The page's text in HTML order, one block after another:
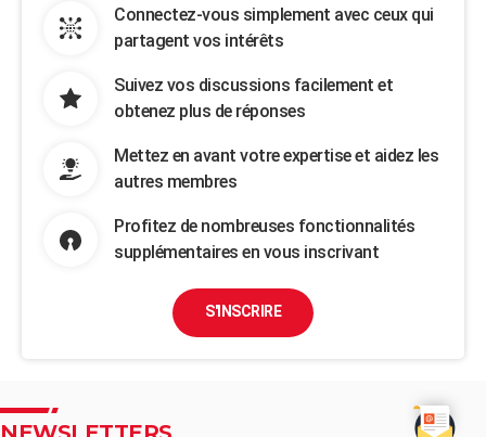
Connectez-vous simplement avec ceux qui
partagent vos intérêts
Suivez vos discussions facilement et
obtenez plus de réponses
Mettez en avant votre expertise et aidez les
autres membres
Profitez de nombreuses fonctionnalités
supplémentaires en vous inscrivant
S'INSCRIRE